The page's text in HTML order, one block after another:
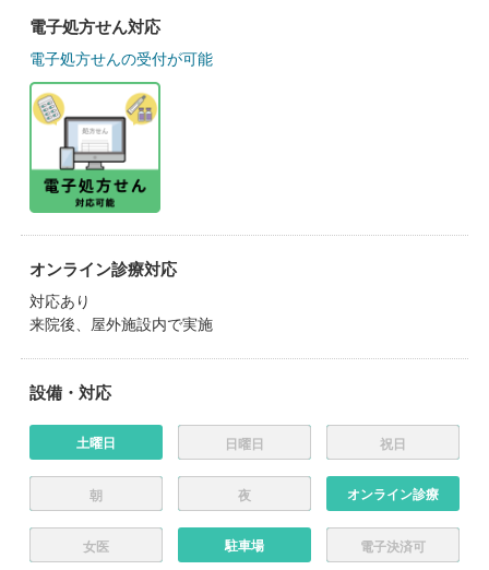
電子処方せん対応
電子処方せんの受付が可能
オンライン診療対応
対応あり
来院後、屋外施設内で実施
設備・対応
土曜日 日曜日 祝日
朝 夜 オンライン診療
女医 駐車場 電子決済可